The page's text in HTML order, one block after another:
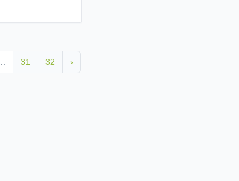
31 32 ›